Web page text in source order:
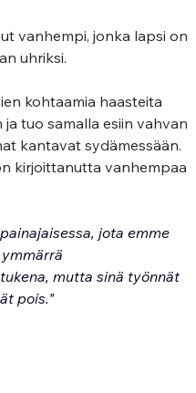
vanhempi, jonka lapsi on
uhriksi.
kohtaamia haasteita
tuo samalla esiin vahvan
kantavat sydämessään.
kirjoittanutta vanhempaa
jota emme
mutta sinä työnnät
pois."